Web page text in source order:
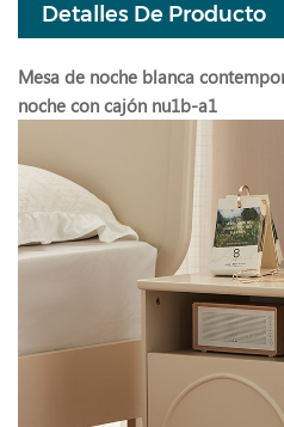
Detalles De Producto
Mesa de noche blanca
noche con cajón nu1b-a1